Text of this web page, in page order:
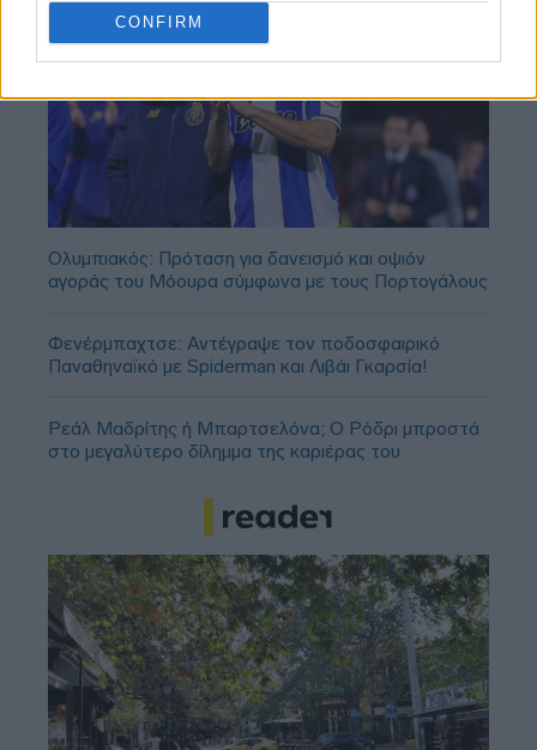
CONFIRM
Ολυμπιακός: Πρόταση για δανεισμό και οψιόν
αγοράς του Μόουρα σύμφωνα με τους Πορτογάλους
Φενέρμπαχτσε: Αντέγραψε τον ποδοσφαιρικό
Παναθηναϊκό με Spiderman και Λιβάι Γκαρσία!
Ρεάλ Μαδρίτης ή Μπαρτσελόνα; Ο Ρόδρι μπροστά
στο μεγαλύτερο δίλημμα της καριέρας του